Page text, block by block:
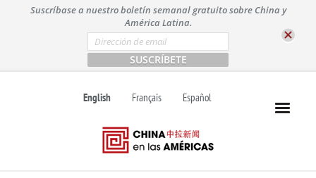
t
Suscríbase a nuestro boletín semanal gratuito sobre China y
América Latina.
E
m
a
i
*
English Français Español